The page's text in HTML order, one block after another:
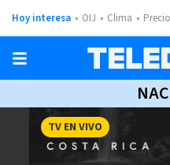
Hoy interesa OIJ Clima
TV EN VIVO